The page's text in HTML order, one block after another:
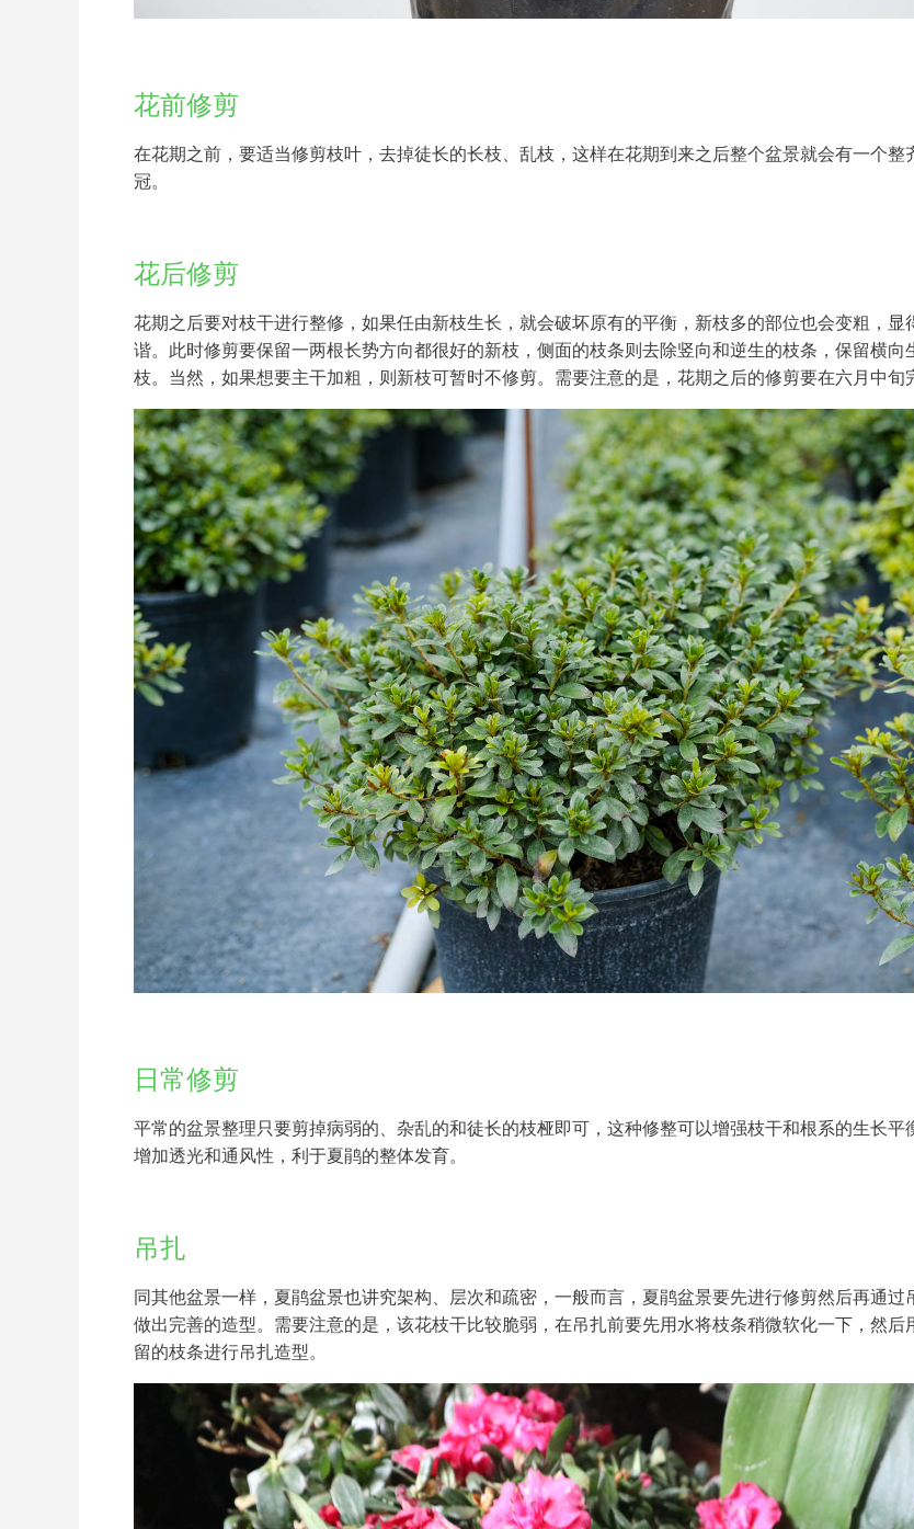
花前修剪
在花期之前，要适当修剪枝叶，去掉徒长的长枝、乱枝，这样在花期到来之后整个盆景就会有一个整
冠。
花后修剪
花期之后要对枝干进行整修，如果任由新枝生长，就会破坏原有的平衡，新枝多的部位也会变粗，显
谐。此时修剪要保留一两根长势方向都很好的新枝，侧面的枝条则去除竖向和逆生的枝条，保留横向
枝。当然，如果想要主干加粗，则新枝可暂时不修剪。需要注意的是，花期之后的修剪要在六月中旬
日常修剪
平常的盆景整理只要剪掉病弱的、杂乱的和徒长的枝桠即可，这种修整可以增强枝干和根系的生长平
增加透光和通风性，利于夏鹃的整体发育。
吊扎
同其他盆景一样，夏鹃盆景也讲究架构、层次和疏密，一般而言，夏鹃盆景要先进行修剪然后再通过
做出完善的造型。需要注意的是，该花枝干比较脆弱，在吊扎前要先用水将枝条稍微软化一下，然后
留的枝条进行吊扎造型。